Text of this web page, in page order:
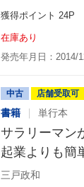
獲得ポイント 24P
在庫あり
発売年月日：2014/
中古 店舗受取可
書籍 単行本
サラリーマン
起業よりも簡
三戸政和